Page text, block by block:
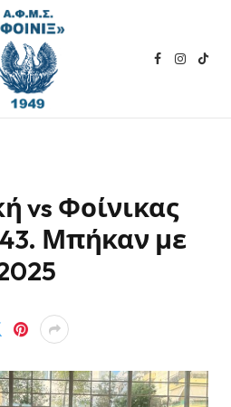
Facebook
vs Φοίνικας
Μπήκαν με